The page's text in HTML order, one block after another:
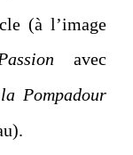
(à l’image
avec
Pompadour